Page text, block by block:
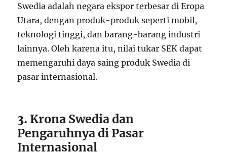
Swedia adalah negara ekspor terbesar di Eropa
Utara, dengan produk-produk seperti mobil,
teknologi tinggi, dan barang-barang industri
lainnya. Oleh karena itu, nilai tukar SEK dapat
memengaruhi daya saing produk Swedia di
pasar internasional.
3. Krona Swedia dan
Pengaruhnya di Pasar
Internasional